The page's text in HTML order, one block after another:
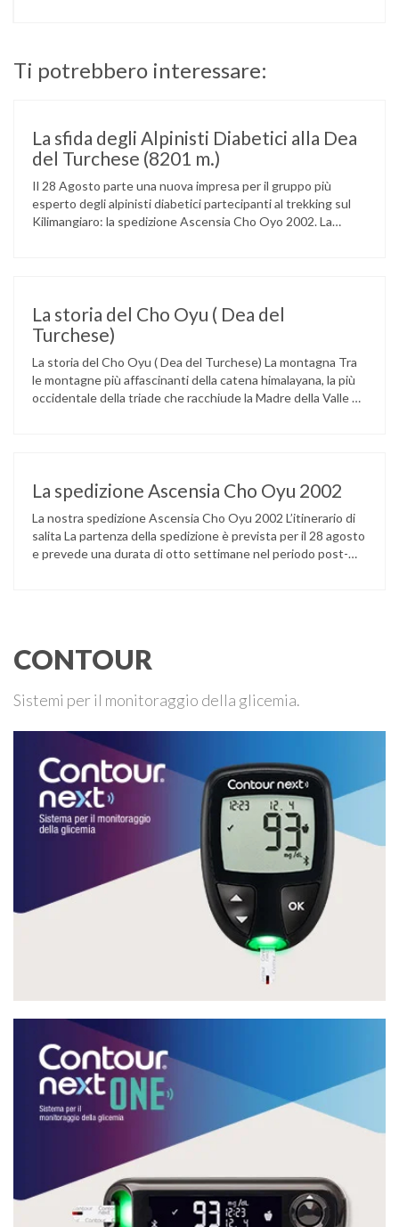
Ti potrebbero interessare:
La sfida degli Alpinisti Diabetici alla Dea
del Turchese (8201 m.)
Il 28 Agosto parte una nuova impresa per il gruppo più
esperto degli alpinisti diabetici partecipanti al trekking sul
Kilimangiaro: la spedizione Ascensia Cho Oyo 2002. La
La storia del Cho Oyu ( Dea del
Turchese)
La storia del Cho Oyu ( Dea del Turchese) La montagna Tra
le montagne più affascinanti della catena himalayana, la più
occidentale della triade che racchiude la Madre della Valle o
La spedizione Ascensia Cho Oyu 2002
La nostra spedizione Ascensia Cho Oyu 2002 L’itinerario di
salita La partenza della spedizione è prevista per il 28 agosto
e prevede una durata di otto settimane nel periodo post-
CONTOUR
Sistemi per il monitoraggio della glicemia.